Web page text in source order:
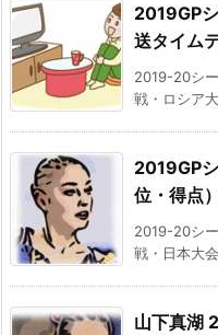
2019GP
送タイム
2019-20シ
戦・ロシア
2019GP
位・得点）
2019-20シ
戦・日本大
山下真湖